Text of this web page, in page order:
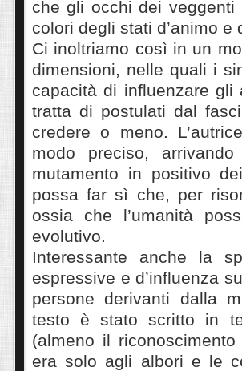
che gli occhi dei
colori degli stati d’animo
Ci inoltriamo così in un
dimensioni, nelle quali i
capacità di influenzare
tratta di postulati dal
credere o meno.
modo preciso,
mutamento in positivo
possa far sì che, per
ossia che l’umanità
evolutivo.
Interessante anche la
espressive e d’influenza
persone derivanti dalla
testo è stato scritto in
(almeno il
era solo agli albori e le